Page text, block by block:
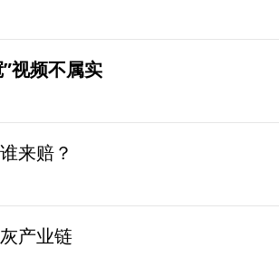
视频不属实
来赔？
产业链